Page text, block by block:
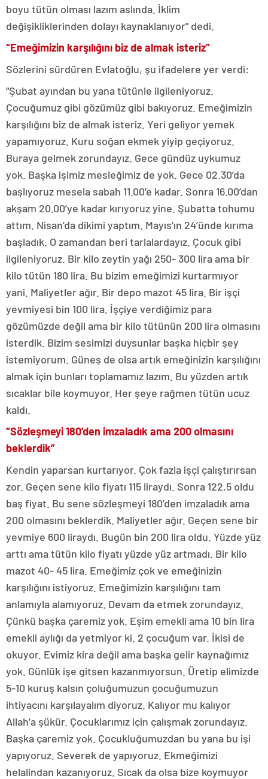
boyu tütün olması lazım aslında. İklim
değişikliklerinden dolayı kaynaklanıyor” dedi.
“Emeğimizin karşılığını biz de almak isteriz”
Sözlerini sürdüren Evlatoğlu, şu ifadelere yer verdi:
“Şubat ayından bu yana tütünle ilgileniyoruz.
Çocuğumuz gibi gözümüz gibi bakıyoruz. Emeğimizin
karşılığını biz de almak isteriz. Yeri geliyor yemek
yapamıyoruz. Kuru soğan ekmek yiyip geçiyoruz.
Buraya gelmek zorundayız. Gece gündüz uykumuz
yok. Başka işimiz mesleğimiz de yok. Gece 02.30’da
başlıyoruz mesela sabah 11.00’e kadar. Sonra 16.00’dan
akşam 20.00’ye kadar kırıyoruz yine. Şubatta tohumu
attım. Nisan’da dikimi yaptım. Mayıs’ın 24’ünde kırıma
başladık. O zamandan beri tarlalardayız. Çocuk gibi
ilgileniyoruz. Bir kilo zeytin yağı 250- 300 lira ama bir
kilo tütün 180 lira. Bu bizim emeğimizi kurtarmıyor
yani. Maliyetler ağır. Bir depo mazot 45 lira. Bir işçi
yevmiyesi bin 100 lira. İşçiye verdiğimiz para
gözümüzde değil ama bir kilo tütünün 200 lira olmasını
isterdik. Bizim sesimizi duysunlar başka hiçbir şey
istemiyorum. Güneş de olsa artık emeğinizin karşılığını
almak için bunları toplamamız lazım. Bu yüzden artık
sıcaklar bile koymuyor. Her şeye rağmen tütün ucuz
kaldı.
“Sözleşmeyi 180’den imzaladık ama 200 olmasını
beklerdik”
Kendin yaparsan kurtarıyor. Çok fazla işçi çalıştırırsan
zor. Geçen sene kilo fiyatı 115 liraydı. Sonra 122,5 oldu
baş fiyat. Bu sene sözleşmeyi 180’den imzaladık ama
200 olmasını beklerdik. Maliyetler ağır. Geçen sene bir
yevmiye 600 liraydı. Bugün bin 200 lira oldu. Yüzde yüz
arttı ama tütün kilo fiyatı yüzde yüz artmadı. Bir kilo
mazot 40- 45 lira. Emeğimiz çok ve emeğinizin
karşılığını istiyoruz. Emeğimizin karşılığını tam
anlamıyla alamıyoruz. Devam da etmek zorundayız.
Çünkü başka çaremiz yok. Eşim emekli ama 10 bin lira
emekli aylığı da yetmiyor ki. 2 çocuğum var. İkisi de
okuyor. Evimiz kira değil ama başka gelir kaynağımız
yok. Günlük işe gitsen kazanmıyorsun. Üretip elimizde
5-10 kuruş kalsın çoluğumuzun çocuğumuzun
ihtiyacını karşılayalım diyoruz. Kalıyor mu kalıyor
Allah’a şükür. Çocuklarımız için çalışmak zorundayız.
Başka çaremiz yok. Çocukluğumuzdan bu yana bu işi
yapıyoruz. Severek de yapıyoruz. Ekmeğimizi
helalindan kazanıyoruz. Sıcak da olsa bize koymuyor